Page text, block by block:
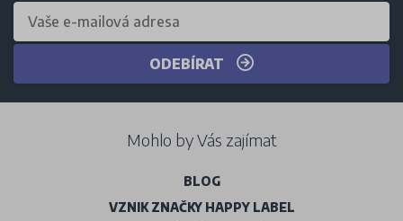
ODEBÍRAT
Mohlo by Vás zajímat
BLOG
VZNIK ZNAČKY HAPPY LABEL